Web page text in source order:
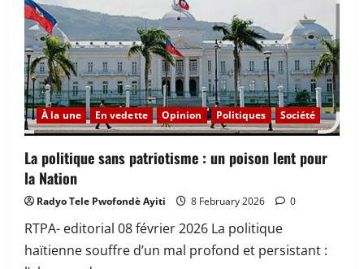
février
2026,
peuple
attend
des
actes
concrets
À la une En vedette Opinion Politiques Société
La politique sans patriotisme : un poison lent pour
la Nation
Radyo Tele Pwofondè Ayiti 8 February 2026 0
RTPA- editorial 08 février 2026 La politique
haïtienne souffre d’un mal profond et persistant :